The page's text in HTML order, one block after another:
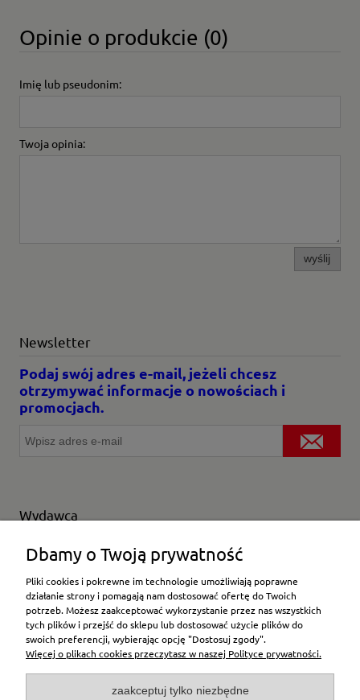
Opinie o produkcie (0)
Imię lub pseudonim:
Twoja opinia:
wyślij
Newsletter
Podaj swój adres e-mail, jeżeli chcesz
otrzymywać informacje o nowościach i
promocjach.
Wydawca
Wybierz producenta
Moje konto
Płatności i dostawa
Dbamy o Twoją prywatność
Pliki cookies i pokrewne im technologie umożliwiają poprawne
działanie strony i pomagają nam dostosować ofertę do Twoich
potrzeb. Możesz zaakceptować wykorzystanie przez nas wszystkich
tych plików i przejść do sklepu lub dostosować użycie plików do
swoich preferencji, wybierając opcję "Dostosuj zgody".
Więcej o plikach cookies przeczytasz w naszej Polityce prywatności.
zaakceptuj tylko niezbędne